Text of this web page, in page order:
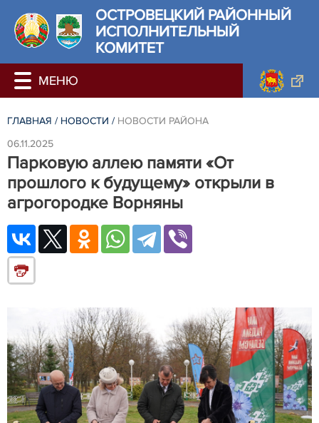
ОСТРОВЕЦКИЙ РАЙОННЫЙ
ИСПОЛНИТЕЛЬНЫЙ
КОМИТЕТ
ГЛАВНАЯ / НОВОСТИ / НОВОСТИ РАЙОНА
06.11.2025
Парковую аллею памяти «От
прошлого к будущему» открыли в
агрогородке Ворняны